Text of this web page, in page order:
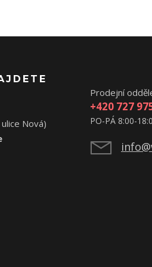
Nová)
Prodejní
+420 727
PO-PÁ 8:00-